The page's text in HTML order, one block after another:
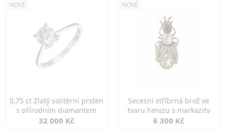
NOVÉ
0,75 ct Zlatý solitérní prsten
s přírodním diamantem
32 000 Kč
NOVÉ
Secesní stříbrná brož ve
tvaru hmyzu s markazity
6 300 Kč